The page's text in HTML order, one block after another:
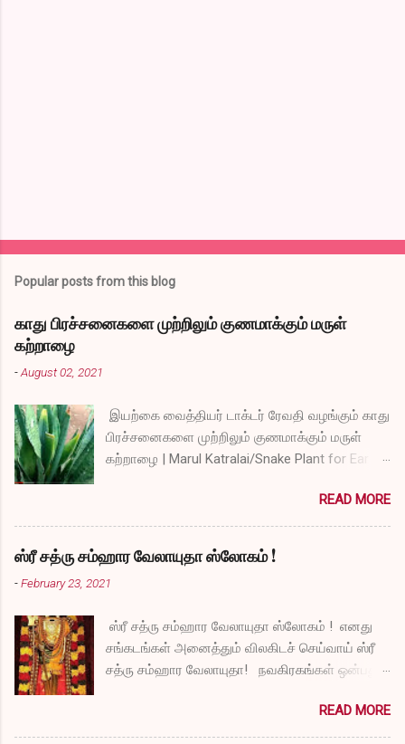
Popular posts from this blog
காது பிரச்சனைகளை முற்றிலும் குணமாக்கும் மருள்
கற்றாழை
-August 02, 2021
இயற்கை வைத்தியர் டாக்டர் ரேவதி வழங்கும் காது
பிரச்சனைகளை முற்றிலும் குணமாக்கும் மருள்
கற்றாழை | Marul Katralai/Snake Plant for Ear
READ MORE
ஸ்ரீ சத்ரு சம்ஹார வேலாயுதா ஸ்லோகம் !
-February 23, 2021
ஸ்ரீ சத்ரு சம்ஹார வேலாயுதா ஸ்லோகம் ! எனது
சங்கடங்கள் அனைத்தும் விலகிடச் செய்வாய் ஸ்ரீ
சத்ரு சம்ஹார வேலாயுதா! நவகிரகங்கள் ஒன்பதும்
வேலாயுதா! சகல விதமான தோஷங்களும் என்னை
விட்டுப் போகட்டும் ஸ்ரீ சத்ரு சம்ஹார வேலாயுதா!
READ MORE